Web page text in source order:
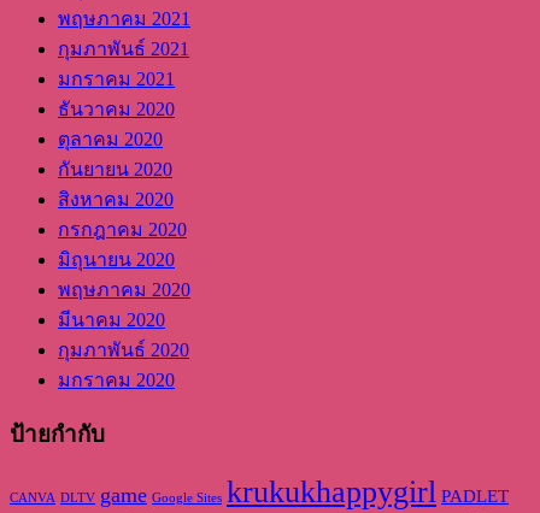
พฤษภาคม 2021
กุมภาพันธ์ 2021
มกราคม 2021
ธันวาคม 2020
ตุลาคม 2020
กันยายน 2020
สิงหาคม 2020
กรกฎาคม 2020
มิถุนายน 2020
พฤษภาคม 2020
มีนาคม 2020
กุมภาพันธ์ 2020
มกราคม 2020
ป้ายกำกับ
CANVA DLTV game Google Sites krukukhappygirl PADLET